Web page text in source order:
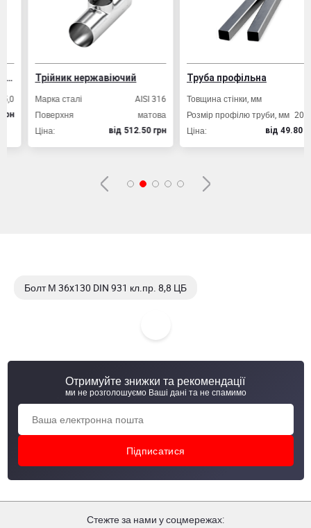
Трійник нержавіючий
Марка сталі
AISI 316
Поверхня
матова
Ціна:
вiд 512.50 грн
Труба профільна
Товщина стінки, мм
Розмір профілю труби, мм 20х20
Ціна:
вiд 49.80 грн
Болт М 36x130 DIN 931 кл.пр. 8,8 ЦБ
Болт М 36x130 DIN 931 кл. пр. 8,8
Отримуйте знижки та рекомендації
ми не розголошуємо Ваші дані та не спамимо
Стежте за нами у соцмережах: